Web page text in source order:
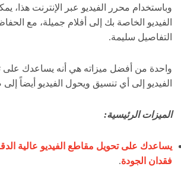
وباستخدام محرر الفيديو عبر الإنترنت هذا،
الفيديو الخاصة بك إلى أفلام جميلة، مع
التفاصيل سليمة.
واحدة من أفضل ميزاته هي أنه يساعدك على
الفيديو إلى أي تنسيق ويحول الفيديو أيضاً
الميزات الرئيسية:
فقدان الجودة.